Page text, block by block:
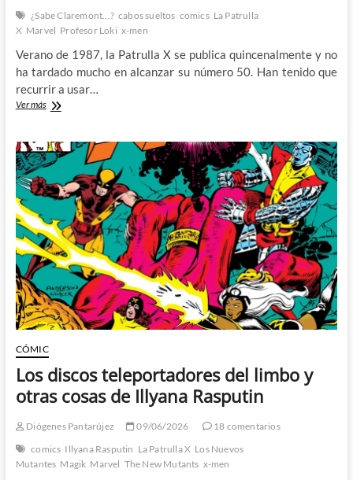
¿Sabe Claremont...? cabos sueltos comics La Patrulla
X Marvel Profesor Loki x-men
Verano de 1987, la Patrulla X se publica quincenalmente y no
ha tardado mucho en alcanzar su número 50. Han tenido que
recurrir a usar…
Ver más¿Sabe
Los
cabos
de
Chris
Claremont
en
1987
CÓMIC
Los discos teleportadores del limbo y
otras cosas de Illyana Rasputin
Diógenes Pantarújez 09/06/2026
18 comentarios
comics Illyana Rasputin La Patrulla X Los Nuevos
Mutantes Magik Marvel The New Mutants x-men